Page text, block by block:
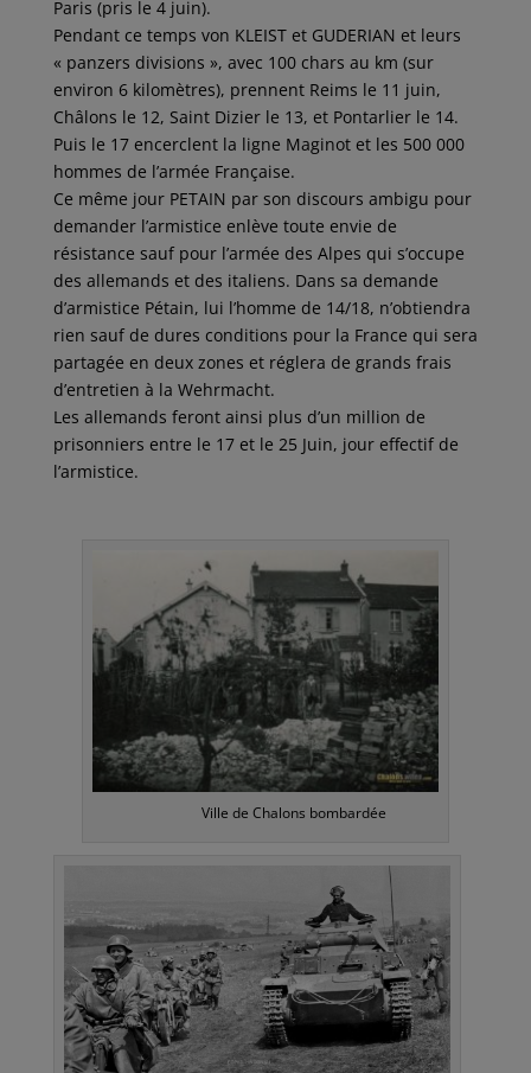
Paris (pris le 4 juin).
Pendant ce temps von KLEIST et GUDERIAN et leurs
« panzers divisions », avec 100 chars au km (sur
environ 6 kilomètres), prennent Reims le 11 juin,
Châlons le 12, Saint Dizier le 13, et Pontarlier le 14.
Puis le 17 encerclent la ligne Maginot et les 500 000
hommes de l’armée Française.
Ce même jour PETAIN par son discours ambigu pour
demander l’armistice enlève toute envie de
résistance sauf pour l’armée des Alpes qui s’occupe
des allemands et des italiens. Dans sa demande
d’armistice Pétain, lui l’homme de 14/18, n’obtiendra
rien sauf de dures conditions pour la France qui sera
partagée en deux zones et réglera de grands frais
d’entretien à la Wehrmacht.
Les allemands feront ainsi plus d’un million de
prisonniers entre le 17 et le 25 Juin, jour effectif de
l’armistice.
Ville de Chalons bombardée